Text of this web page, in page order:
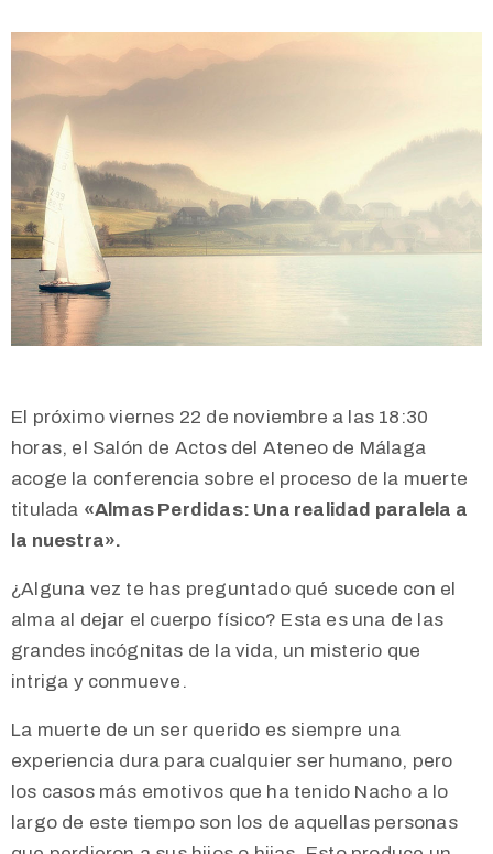
El próximo viernes 22 de noviembre a las 18:30
horas, el Salón de Actos del Ateneo de Málaga
acoge la conferencia sobre el proceso de la muerte
titulada «Almas Perdidas: Una realidad paralela a
la nuestra».
¿Alguna vez te has preguntado qué sucede con el
alma al dejar el cuerpo físico? Esta es una de las
grandes incógnitas de la vida, un misterio que
intriga y conmueve.
La muerte de un ser querido es siempre una
experiencia dura para cualquier ser humano, pero
los casos más emotivos que ha tenido Nacho a lo
largo de este tiempo son los de aquellas personas